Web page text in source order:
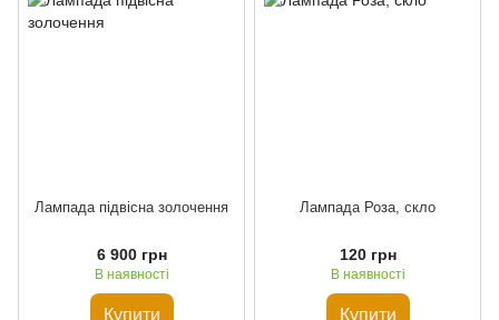
Лампада підвісна золочення
6 900 грн
В наявності
Купити
Лампада Роза, скло
120 грн
В наявності
Купити